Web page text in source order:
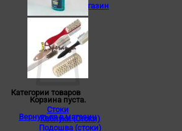
Вернуться в магазин
Корзина
Корзина пуста.
Вернуться в магазин
Категории товаров
Стоки
Каблуки (Стоки)
Подошва (стоки)